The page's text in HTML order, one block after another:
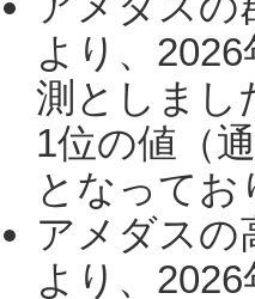
より、
測としまし
1位の値（
となってお
アメダスの
より、